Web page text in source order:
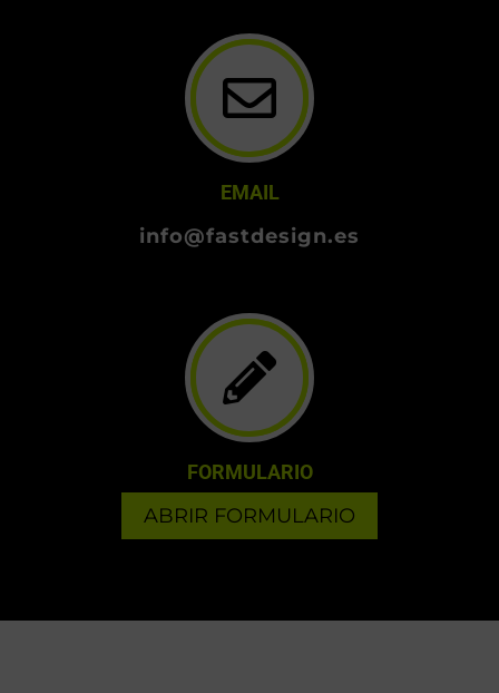
EMAIL
info@fastdesign.es
FORMULARIO
ABRIR FORMULARIO